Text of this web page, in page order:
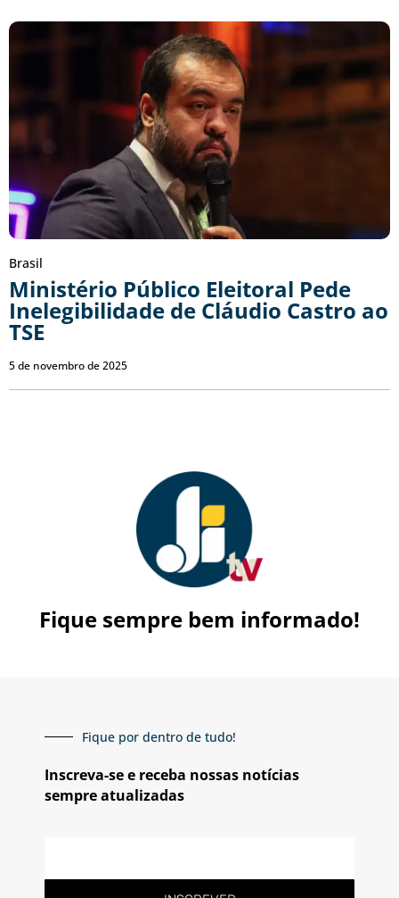
Brasil
Ministério Público Eleitoral Pede
Inelegibilidade de Cláudio Castro ao
TSE
5 de novembro de 2025
Fique sempre bem informado!
Fique por dentro de tudo!
Inscreva-se e receba nossas notícias
sempre atualizadas